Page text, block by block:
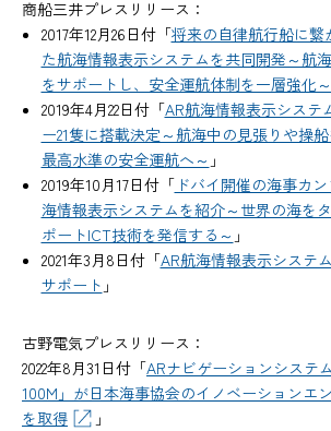
商船三井プレスリリース：
2017年12月26日付「将来の自律航行船に繋
た航海情報表示システムを共同開発～航
をサポートし、安全運航体制を一層強化～
2019年4月22日付「AR航海情報表示システ
ー21隻に搭載決定～航海中の見張りや操
最高水準の安全運航へ～ 」
2019年10月17日付「ドバイ開催の海事カ
海情報表示システムを紹介～世界の海を
ポートICT技術を発信する～ 」
2021年3月8日付「AR航海情報表示システ
サポート 」
古野電気プレスリリース：
2022年8月31日付「ARナビゲーションシステ
100M」が日本海事協会のイノベーションエ
を取得
」